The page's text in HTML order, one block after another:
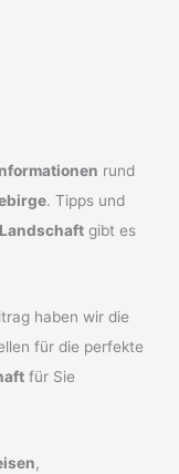
rund
. Tipps und
gibt es
haben wir die
für die perfekte
für Sie
,